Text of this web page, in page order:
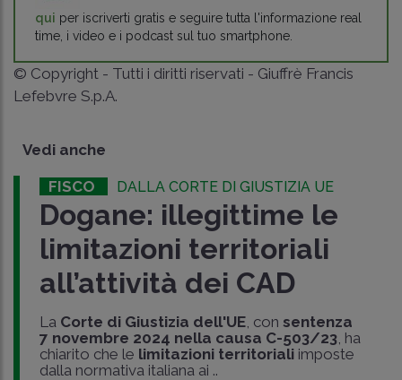
qui per iscriverti gratis e seguire tutta l'informazione real
time, i video e i podcast sul tuo smartphone.
© Copyright - Tutti i diritti riservati - Giuffrè Francis
Lefebvre S.p.A.
Vedi anche
FISCO DALLA CORTE DI GIUSTIZIA UE
Dogane: illegittime le
limitazioni territoriali
all’attività dei CAD
La Corte di Giustizia dell'UE, con sentenza
7 novembre 2024 nella causa C-503/23, ha
chiarito che le limitazioni territoriali imposte
dalla normativa italiana ai ..